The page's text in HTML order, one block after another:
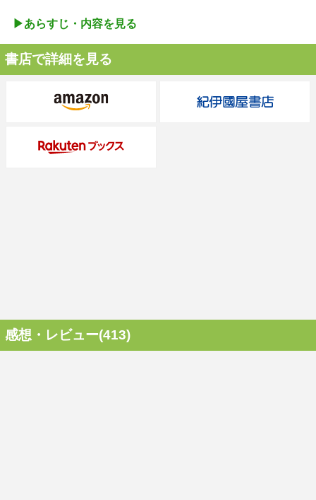
▶︎あらすじ・内容を見る
書店で詳細を見る
感想・レビュー(413)